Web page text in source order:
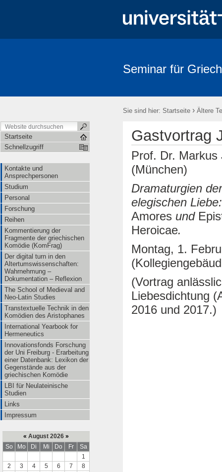
Seminar für
Sie sind hier: Startseite › Ältere
Startseite
Schnellzugriff
Kontakte und
Ansprechpersonen
Studium
Personal
Forschung
Reihen
Kommentierung der
Fragmente der griechischen
Komödie (KomFrag)
Der digital turn in den
Altertumswissenschaften:
Wahrnehmung –
Dokumentation – Reflexion
The School of Medieval and
Neo-Latin Studies
Transtextuelle Technik in den
Komödien des Aristophanes
International Yearbook for
Hermeneutics
Innovationsfonds Forschung
der Uni Freiburg - Erarbeitung
einer Datenbank: Lexikon der
Gegenstände aus der
griechischen Komödie
LBI für Neulateinische
Studien
Links
Impressum
« August 2026 »
So
Mo Di Mi Do Fr
Sa
1
2
3 4 5 6 7
8
Gastvortrag
Prof. Dr. Markus
(München)
Dramaturgien der
elegischen
Amores und
Heroicae.
Montag, 1.
(Vortrag
Liebesdichtung
2016 und 2017.)